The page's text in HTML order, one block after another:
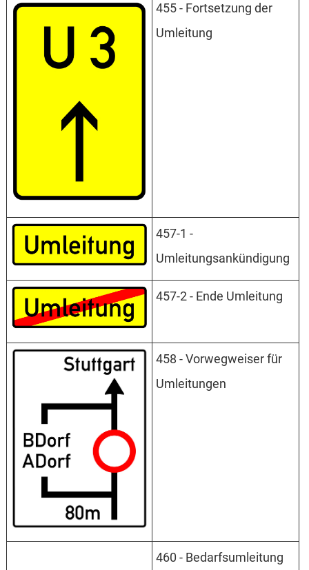
455 - Fortsetzung der
Umleitung
457-1 -
Umleitungsankündigung
457-2 - Ende Umleitung
458 - Vorwegweiser für
Umleitungen
460 - Bedarfsumleitung